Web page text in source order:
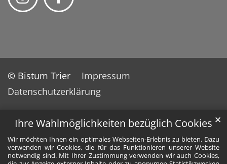
Ihre Wahlmöglichkeiten bezüglich Cookies
Wir möchten Ihnen ein optimales Webseiten-Erlebnis zu bieten. Dazu
verwenden wir Cookies, die für das Funktionieren unserer Website
notwendig sind. Mit Ihrer Zustimmung verwenden wir auch Cookies,
✕
© Bistum Trier
Impressum
Datenschutzerklärung